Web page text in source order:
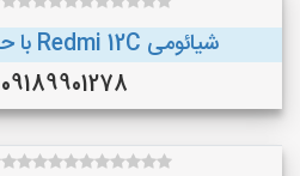
شیائومی Redmi 12C با حافظهٔ ۱۲۸ گیگابایت
09189901278 (ایلام)